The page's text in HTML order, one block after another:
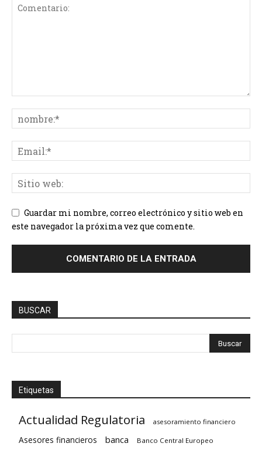
Guardar mi nombre, correo electrónico y sitio web en
este navegador la próxima vez que comente.
BUSCAR
Etiquetas
Actualidad Regulatoria asesoramiento financiero
Asesores financieros banca Banco Central Europeo